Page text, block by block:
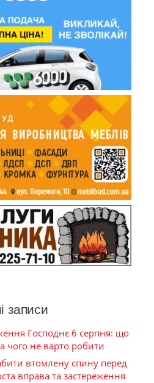
записи
Господнє 6 серпня: що
чого не варто робити
втомлену спину перед
вправа та застереження